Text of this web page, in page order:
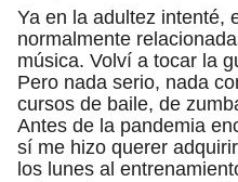
Ya en la adultez intenté,
normalmente
música. Volví a tocar la
Pero nada serio, nada
cursos de baile, de
Antes de la pandemia
sí me hizo querer
los lunes al